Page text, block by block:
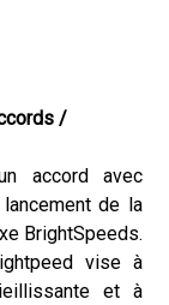
/
accord avec
de la
BrightSpeeds.
vise à
et à